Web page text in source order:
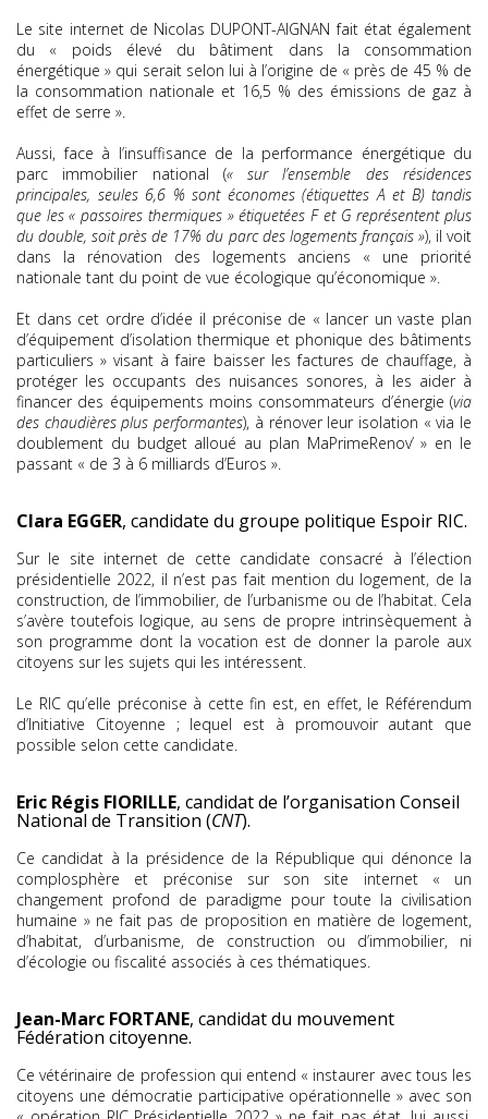
Le site internet de Nicolas DUPONT-AIGNAN fait état également
du « poids élevé du bâtiment dans la consommation
énergétique » qui serait selon lui à l’origine de « près de 45 % de
la consommation nationale et 16,5 % des émissions de gaz à
effet de serre ».
Aussi, face à l’insuffisance de la performance énergétique du
parc immobilier national (« sur l’ensemble des résidences
principales, seules 6,6 % sont économes (étiquettes A et B) tandis
que les « passoires thermiques » étiquetées F et G représentent plus
du double, soit près de 17% du parc des logements français »), il voit
dans la rénovation des logements anciens « une priorité
nationale tant du point de vue écologique qu’économique ».
Et dans cet ordre d’idée il préconise de « lancer un vaste plan
d’équipement d’isolation thermique et phonique des bâtiments
particuliers » visant à faire baisser les factures de chauffage, à
protéger les occupants des nuisances sonores, à les aider à
financer des équipements moins consommateurs d’énergie (via
des chaudières plus performantes), à rénover leur isolation « via le
doublement du budget alloué au plan MaPrimeRenov’ » en le
passant « de 3 à 6 milliards d’Euros ».
Clara EGGER, candidate du groupe politique Espoir RIC.
Sur le site internet de cette candidate consacré à l’élection
présidentielle 2022, il n’est pas fait mention du logement, de la
construction, de l’immobilier, de l’urbanisme ou de l’habitat. Cela
s’avère toutefois logique, au sens de propre intrinsèquement à
son programme dont la vocation est de donner la parole aux
citoyens sur les sujets qui les intéressent.
Le RIC qu’elle préconise à cette fin est, en effet, le Référendum
d’Initiative Citoyenne ; lequel est à promouvoir autant que
possible selon cette candidate.
Eric Régis FIORILLE, candidat de l’organisation Conseil
National de Transition (CNT).
Ce candidat à la présidence de la République qui dénonce la
complosphère et préconise sur son site internet « un
changement profond de paradigme pour toute la civilisation
humaine » ne fait pas de proposition en matière de logement,
d’habitat, d’urbanisme, de construction ou d’immobilier, ni
d’écologie ou fiscalité associés à ces thématiques.
Jean-Marc FORTANE, candidat du mouvement
Fédération citoyenne.
Ce vétérinaire de profession qui entend « instaurer avec tous les
citoyens une démocratie participative opérationnelle » avec son